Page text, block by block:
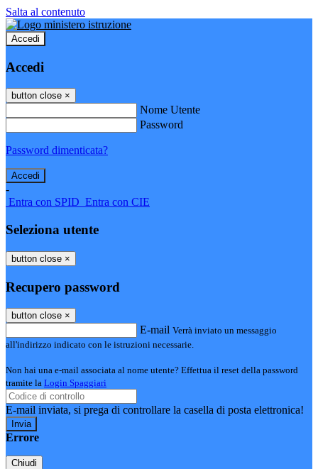
Salta al contenuto
Accedi
Accedi
button close ×
Nome Utente
Password
Password dimenticata?
-
Entra con SPID Entra con CIE
Seleziona utente
button close ×
Recupero password
button close ×
E-mail Verrà inviato un messaggio
all'indirizzo indicato con le istruzioni necessarie.
Non hai una e-mail associata al nome utente? Effettua il reset della password
tramite la Login Spaggiari
E-mail inviata, si prega di controllare la casella di posta elettronica!
Errore
Chiudi